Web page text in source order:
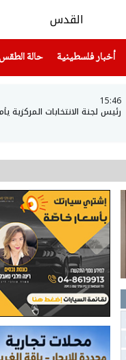
أخبار فلسطينية(current) حالة الطقس
15:46
رئيس لجنة الانتخابات